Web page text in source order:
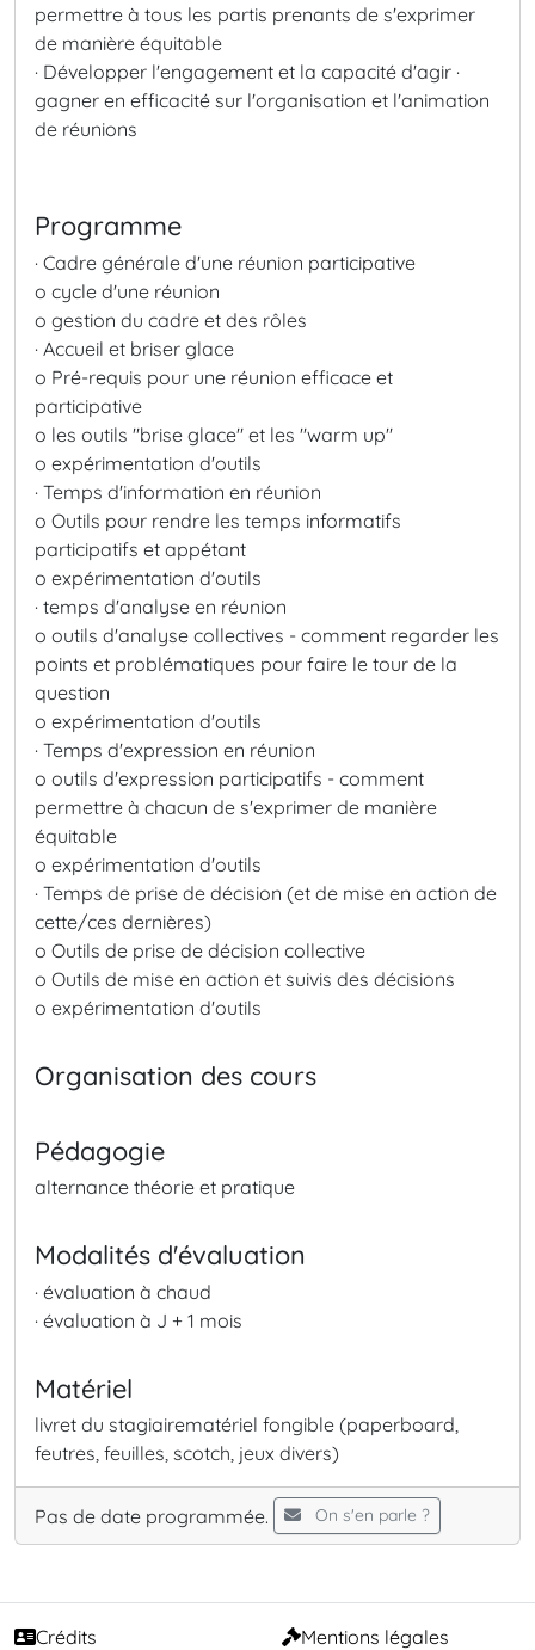
permettre à tous les partis prenants de s'exprimer
de manière équitable
· Développer l'engagement et la capacité d'agir ·
gagner en efficacité sur l'organisation et l'animation
de réunions
Programme
· Cadre générale d'une réunion participative
o cycle d'une réunion
o gestion du cadre et des rôles
· Accueil et briser glace
o Pré-requis pour une réunion efficace et
participative
o les outils "brise glace" et les "warm up"
o expérimentation d'outils
· Temps d'information en réunion
o Outils pour rendre les temps informatifs
participatifs et appétant
o expérimentation d'outils
· temps d'analyse en réunion
o outils d'analyse collectives - comment regarder les
points et problématiques pour faire le tour de la
question
o expérimentation d'outils
· Temps d'expression en réunion
o outils d'expression participatifs - comment
permettre à chacun de s'exprimer de manière
équitable
o expérimentation d'outils
· Temps de prise de décision (et de mise en action de
cette/ces dernières)
o Outils de prise de décision collective
o Outils de mise en action et suivis des décisions
o expérimentation d'outils
Organisation des cours
Pédagogie
alternance théorie et pratique
Modalités d'évaluation
· évaluation à chaud
· évaluation à J + 1 mois
Matériel
livret du stagiairematériel fongible (paperboard,
feutres, feuilles, scotch, jeux divers)
Pas de date programmée. On s'en parle ?
Crédits Mentions légales